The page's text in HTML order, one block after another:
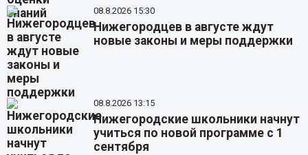
08.8.2026 15:30
Нижегородцев в августе ждут
новые законы и меры поддержки
08.8.2026 13:15
Нижегородские школьники начнут
учиться по новой программе с 1
сентября